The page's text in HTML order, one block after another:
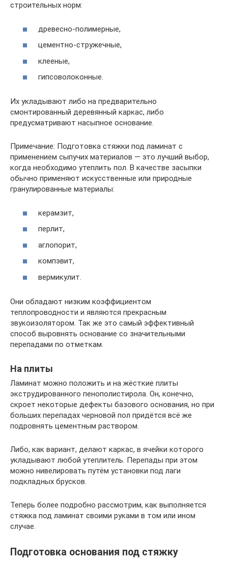
строительных норм:
древесно-полимерные,
цементно-стружечные,
клееные,
гипсоволоконные.
Их укладывают либо на предварительно
смонтированный деревянный каркас, либо
предусматривают насыпное основание.
Примечание: Подготовка стяжки под ламинат с
применением сыпучих материалов — это лучший выбор,
когда необходимо утеплить пол. В качестве засыпки
обычно применяют искусственные или природные
гранулированные материалы:
керамзит,
перлит,
аглопорит,
компэвит,
вермикулит.
Они обладают низким коэффициентом
теплопроводности и являются прекрасным
звукоизолятором. Так же это самый эффективный
способ выровнять основание со значительными
перепадами по отметкам.
На плиты
Ламинат можно положить и на жёсткие плиты
экструдированного пенополистирола. Он, конечно,
скроет некоторые дефекты базового основания, но при
больших перепадах черновой пол придётся всё же
подровнять цементным раствором.
Либо, как вариант, делают каркас, в ячейки которого
укладывают любой утеплитель. Перепады при этом
можно нивелировать путём установки под лаги
подкладных брусков.
Теперь более подробно рассмотрим, как выполняется
стяжка под ламинат своими руками в том или ином
случае.
Подготовка основания под стяжку